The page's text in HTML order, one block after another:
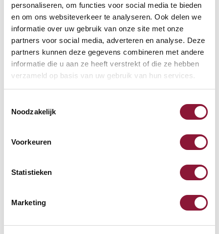
personaliseren, om functies voor social media te bieden
en om ons websiteverkeer te analyseren. Ook delen we
informatie over uw gebruik van onze site met onze
partners voor social media, adverteren en analyse. Deze
partners kunnen deze gegevens combineren met andere
informatie die u aan ze heeft verstrekt of die ze hebben
verzameld op basis van uw gebruik van hun services.
Noodzakelijk
Voorkeuren
Statistieken
Marketing
VOETENSTER IN GEPOLIJST ALUMINIUM ?
Beschikbaar
Levertijd: 3-6 weken